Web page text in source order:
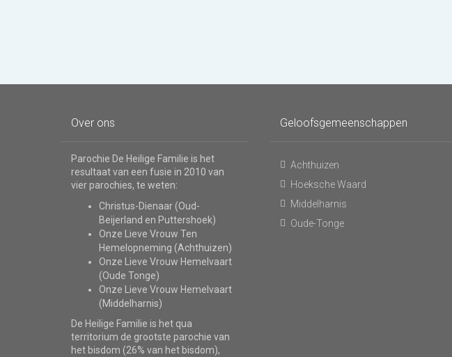
Over ons
Parochie De Heilige Familie is het
resultaat van een fusie in 2010 van
vier parochies, te weten:
Christus-Dienaar (Oud-
Beijerland en Puttershoek)
Onze Lieve Vrouw Ten
Hemelopneming (Achthuizen)
Onze Lieve Vrouw Hemelvaart
(Oude Tonge)
Onze Lieve Vrouw Hemelvaart
(Middelharnis)
De Heilige Familie is het qua
territorium de grootste parochie van
het bisdom (26% van het bisdom),
Geloofsgemeenschappen
Achthuizen
Hoeksche Waard
Middelharnis
Oude-Tonge